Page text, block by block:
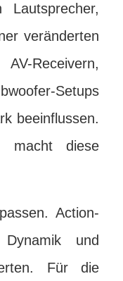
veränderten
Receivern,
Setups
beeinflussen.
macht diese
Action-
und
Für die